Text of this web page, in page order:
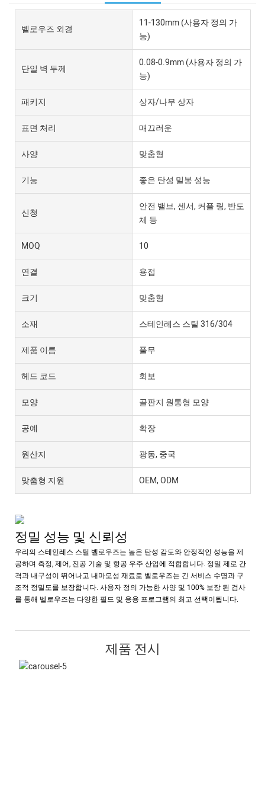
벨로우즈 외경
11-130mm (사용자 정의 가
능)
단일 벽 두께
0.08-0.9mm (사용자 정의 가
능)
패키지 상자/나무 상자
표면 처리 매끄러운
사양 맞춤형
기능 좋은 탄성 밀봉 성능
신청
안전 밸브, 센서, 커플 링, 반도
체 등
MOQ 10
연결 용접
크기 맞춤형
소재 스테인레스 스틸 316/304
제품 이름 풀무
헤드 코드 회보
모양 골판지 원통형 모양
공예 확장
원산지 광동, 중국
맞춤형 지원 OEM, ODM
정밀 성능 및 신뢰성
우리의 스테인레스 스틸 벨로우즈는 높은 탄성 감도와 안정적인 성능을 제
공하며 측정, 제어, 진공 기술 및 항공 우주 산업에 적합합니다. 정밀 제로 간
격과 내구성이 뛰어나고 내마모성 재료로 벨로우즈는 긴 서비스 수명과 구
조적 정밀도를 보장합니다. 사용자 정의 가능한 사양 및 100% 보장 된 검사
를 통해 벨로우즈는 다양한 필드 및 응용 프로그램의 최고 선택이됩니다.
제품 전시